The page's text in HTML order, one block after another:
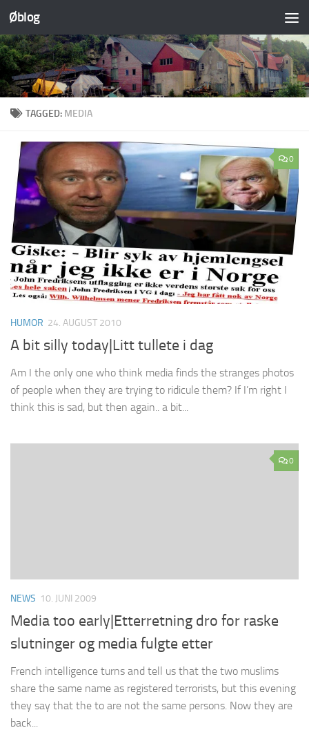
Skip to content
Øblog
TAGGED: MEDIA
0
HUMOR 24. AUGUST 2010
A bit silly today|Litt tullete i dag
Am I the only one who think media finds the stranges photos
of people when they are trying to ridicule them? If I’m right I
think this is sad, but then again.. a bit...
0
NEWS 10. JUNI 2009
Media too early|Etterretning dro for raske
slutninger og media fulgte etter
French intelligence turns and tell us that the two muslims
share the same name as registered terrorists, but this evening
they say that the to are not the same persons. Now they are
back...